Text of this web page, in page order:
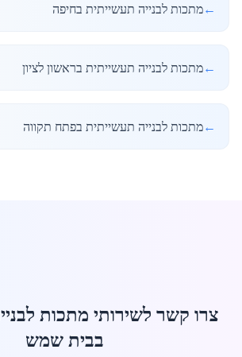
←מתכות לבנייה תעשייתית בחיפה
←מתכות לבנייה תעשייתית בראשון לציון
←מתכות לבנייה תעשייתית בפתח תקווה
צרו קשר לשירותי מתכות
בבית שמש